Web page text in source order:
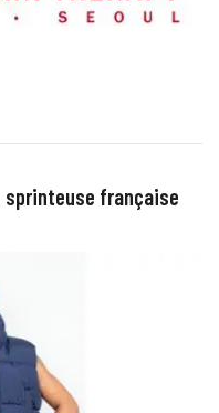
sprinteuse française